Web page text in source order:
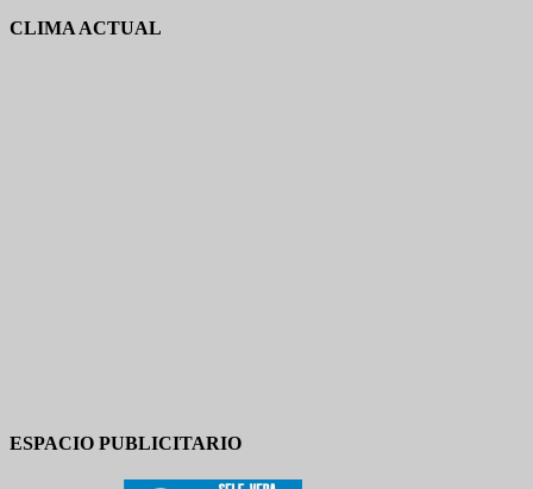
CLIMA ACTUAL
ESPACIO PUBLICITARIO